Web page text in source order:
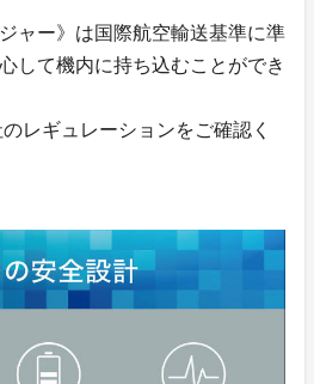
ャー》は国際航空輸送基準に準
して機内に持ち込むことができ
レギュレーションをご確認く